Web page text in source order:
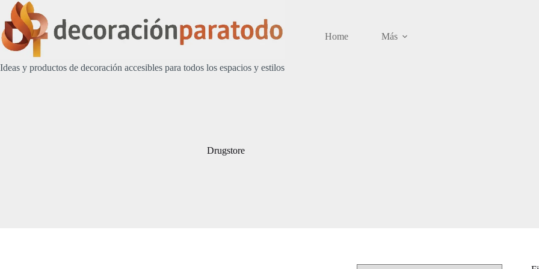
Saltar
contenido
Ideas y productos de decoración accesibles para todos los espacios y estilos
Home Más
Drugstore